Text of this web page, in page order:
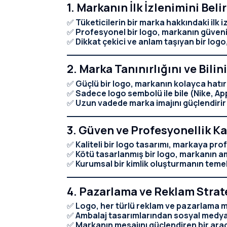
1. Markanın İlk İzlenimini
✅ Tüketicilerin bir marka hakkındaki ilk
✅ Profesyonel bir logo, markanın
✅ Dikkat çekici ve anlam taşıyan bir
2. Marka Tanınırlığını ve
✅ Güçlü bir logo, markanın kolayca
✅Sadece logo sembolü ile bile (Nike,
✅ Uzun vadede marka imajını
3. Güven ve Profesyonellik
✅ Kaliteli bir logo tasarımı, markaya
✅ Kötü tasarlanmış bir logo, markanın
✅ Kurumsal bir kimlik oluşturmanın
4. Pazarlama ve Reklam
✅ Logo, her türlü reklam ve pazarlama
✅Ambalaj tasarımlarından sosyal